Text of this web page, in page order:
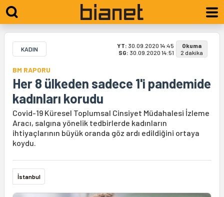
KADIN YT: 30.09.2020 14:45
SG: 30.09.2020 14:51
Okuma
2 dakika
BM RAPORU
Her 8 ülkeden sadece 1'i pandemide
kadınları korudu
Covid-19 Küresel Toplumsal Cinsiyet Müdahalesi İzleme
Aracı, salgına yönelik tedbirlerde kadınların
ihtiyaçlarının büyük oranda göz ardı edildiğini ortaya
koydu.
İstanbul